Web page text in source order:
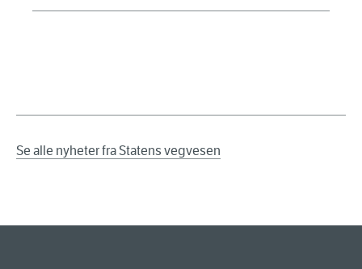
Se alle nyheter fra Statens vegvesen